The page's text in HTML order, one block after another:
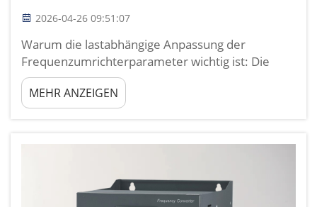
2026-04-26 09:51:07
Warum die lastabhängige Anpassung der
Frequenzumrichterparameter wichtig ist: Die
Optimierung der Frequenzumrichterparameter
für spezifische Lasten ist entscheidend für
industrielle Effizienz und die Lebensdauer der
dass Motoren nur die Leistung aufnehmen, die
MEHR ANZEIGEN